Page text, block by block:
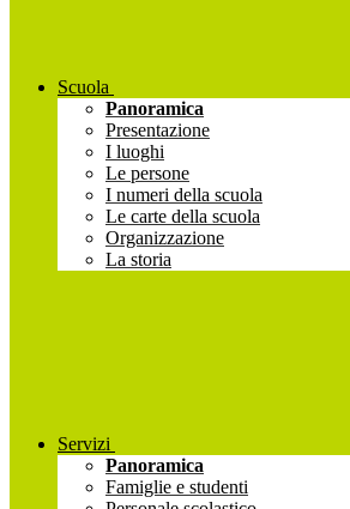
Scuola
Panoramica
Presentazione
I luoghi
Le persone
I numeri della scuola
Le carte della scuola
Organizzazione
La storia
Servizi
Panoramica
Famiglie e studenti